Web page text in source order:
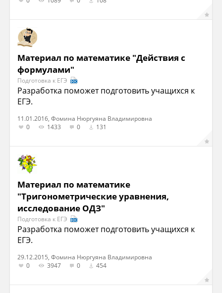
Материал по математике "Действия с
формулами"
Подготовка к ЕГЭ
Разработка поможет подготовить учащихся к
ЕГЭ.
11.01.2016, Фомина Нюргуяна Владимировна
0
1433 0 131
Материал по математике
"Тригонометрические уравнения,
исследование ОДЗ"
Подготовка к ЕГЭ
Разработка поможет подготовить учащихся к
ЕГЭ.
29.12.2015, Фомина Нюргуяна Владимировна
0
3947 0 454